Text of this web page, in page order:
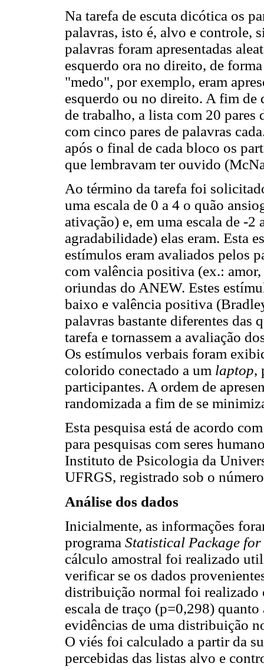
Na tarefa de escuta dicótica os
palavras, isto é, alvo e controle,
palavras foram apresentadas
esquerdo ora no direito, de
"medo", por exemplo, eram
esquerdo ou no direito. A fim de
de trabalho, a lista com 20
com cinco pares de palavras
após o final de cada bloco os
que lembravam ter ouvido
Ao término da tarefa foi
uma escala de 0 a 4 o quão
ativação) e, em uma escala de -
agradabilidade) elas eram. Esta
estímulos eram avaliados pelos
com valência positiva (ex.:
oriundas do ANEW. Estes
baixo e valência positiva
palavras bastante diferentes das
tarefa e tornassem a avaliação
Os estímulos verbais foram
colorido conectado a um laptop,
participantes. A ordem de
randomizada a fim de se
Esta pesquisa está de acordo
para pesquisas com seres
Instituto de Psicologia da
UFRGS, registrado sob o
Análise dos dados
Inicialmente, as informações
programa Statistical Package for
cálculo amostral foi realizado
verificar se os dados
distribuição normal foi
escala de traço (p=0,298)
evidências de uma distribuição
O viés foi calculado a partir da
percebidas das listas alvo e